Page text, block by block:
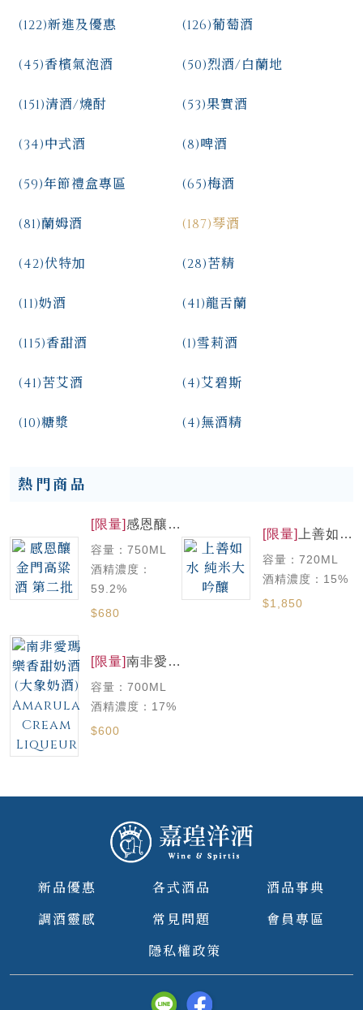
新進及優惠
(122) 葡萄酒
(126)
香檳氣泡酒
(45) 烈酒/白蘭地
(50)
清酒/燒酎
(151) 果實酒
(53)
中式酒
(34) 啤酒
(8)
年節禮盒專區
(59) 梅酒
(65)
蘭姆酒
(81) 琴酒
(187)
伏特加
(42) 苦精
(28)
奶酒
(11) 龍舌蘭
(41)
香甜酒
(115) 雪莉酒
(1)
苦艾酒
(41) 艾碧斯
(4)
糖漿
(10) 無酒精
(4)
熱門商品
[限量] 感恩釀
二批
容量：750ML
酒精濃度：
59.2%
$680
[限量]
上善如水
容量：720ML
酒精濃度：15%
$1,850
[限量]南非愛瑪
象奶酒)
Amarula
Liqueur
容量：700ML
酒精濃度：17%
$600
新品優惠 各式酒品
酒品事典
調酒靈感
常見問題
會員專區
隱私權政策